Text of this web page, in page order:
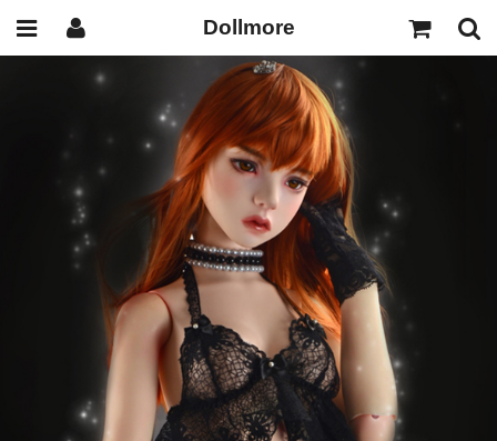
Dollmore